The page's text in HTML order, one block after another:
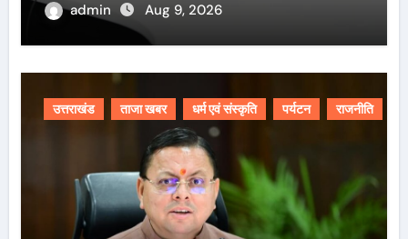
admin
Aug 9, 2026
उत्तराखंड ताजा खबर धर्म एवं संस्कृति पर्यटन राजनीति